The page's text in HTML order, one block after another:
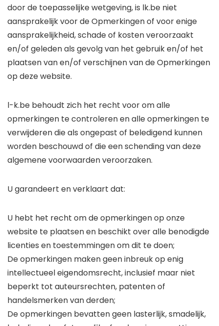
​​door de toepasselijke wetgeving, is lk.be niet
aansprakelijk voor de Opmerkingen of voor enige
aansprakelijkheid, schade of kosten veroorzaakt
en/of geleden als gevolg van het gebruik en/of het
plaatsen van en/of verschijnen van de Opmerkingen
op deze website.
l-k.be behoudt zich het recht voor om alle
opmerkingen te controleren en alle opmerkingen te
verwijderen die als ongepast of beledigend kunnen
worden beschouwd of die een schending van deze
algemene voorwaarden veroorzaken.
U garandeert en verklaart dat:
U hebt het recht om de opmerkingen op onze
website te plaatsen en beschikt over alle benodigde
licenties en toestemmingen om dit te doen;
De opmerkingen maken geen inbreuk op enig
intellectueel eigendomsrecht, inclusief maar niet
beperkt tot auteursrechten, patenten of
handelsmerken van derden;
De opmerkingen bevatten geen lasterlijk, smadelijk,